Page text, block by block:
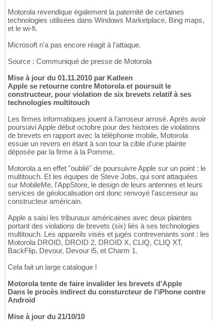
Motorola revendique également la paternité de certaines
technologies utilisées dans Windows Marketplace, Bing maps,
et le wi-fi.
Microsoft n'a pas encore réagit à l'attaque.
Source : Communiqué de presse de Motorola
Mise à jour du 01.11.2010 par Katleen
Apple se retourne contre Motorola et poursuit le
constructeur, pour violation de six brevets relatif à ses
technologies multitouch
Les firmes informatiques jouent à l'arroseur arrosé. Après avoir
poursuivi Apple début octobre pour des histoires de violations
de brevets en rapport avec la téléphonie mobile, Motorola
essuie un revers en étant à son tour la cible d'une plainte
déposée par la firme à la Pomme.
Motorola a en effet "oublié" de poursuivre Apple sur un point : le
multitouch. Et les équipes de Steve Jobs, qui sont attaquées
sur MobileMe, l'AppStore, le design de leurs antennes et leurs
services de géolocalisation ont donc renvoyé l'ascenseur au
constructeur américain.
Apple a saisi les tribunaux américaines avec deux plaintes
portant des violations de brevets (six) liés à ses technologies
multitouch. Les appareils visés et jugés contrevenants sont : les
Motorola DROID, DROID 2, DROID X, CLIQ, CLIQ XT,
BackFlip, Devour, Devour i5, et Charm 1.
Cela fait un large catalogue !
Motorola tente de faire invalider les brevets d'Apple
Dans le procès indirect du consturcteur de l'iPhone contre
Android
Mise à jour du 21/10/10